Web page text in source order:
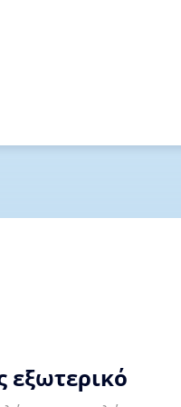
εξωτερικό